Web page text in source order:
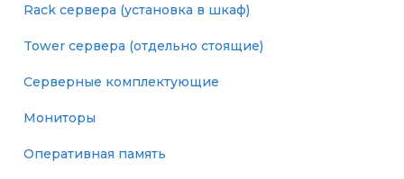
Rack сервера (установка в шкаф)
Tower сервера (отдельно стоящие)
Серверные комплектующие
Мониторы
Оперативная память